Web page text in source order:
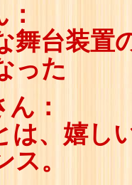
舞台装置
った
：
は、嬉し
。